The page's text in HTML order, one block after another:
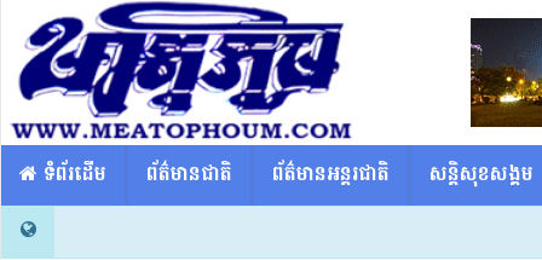
​​ ទំព័រដើម ព័ត៌មានជាតិ ព័ត៌មានអន្តរជាតិ សន្តិសុខសង្គម